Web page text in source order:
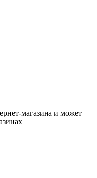
магазина и может